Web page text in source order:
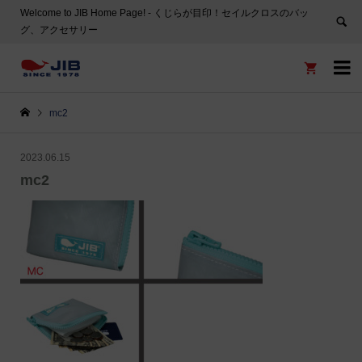
Welcome to JIB Home Page! ‐ くじらが目印！セイルクロスのバッ
グ、アクセサリー


mc2
2023.06.15
mc2